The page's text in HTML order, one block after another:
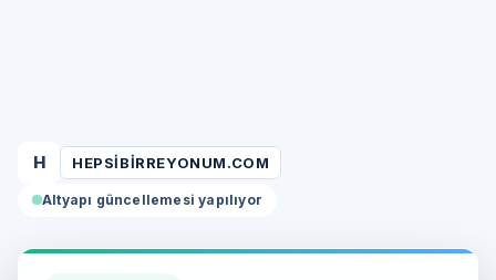
H HEPSIBIRREYONUM.COM
Altyapı güncellemesi yapılıyor